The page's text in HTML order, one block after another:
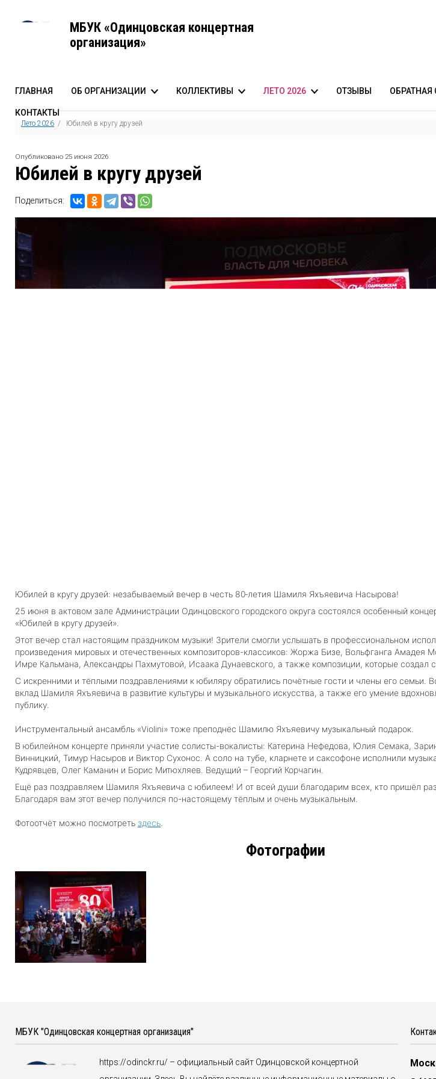
МБУК «Одинцовская концертная
организация»
ГЛАВНАЯ
История создания
Структура
Документы
Аттестация специальной оценки условий труда
Противодействие коррупции
ОБ ОРГАНИЗАЦИИ
Театр песни «Лилиум»
КОЛЛЕКТИВЫ ЛЕТО 2026 ОТЗЫВЫ ОБРАТНАЯ
КОНТАКТЫ
Лето 2026 / Юбилей в кругу друзей
Опубликовано 25 июня 2026
Юбилей в кругу друзей
Поделиться:
Юбилей в кругу друзей: незабываемый вечер в честь 80‑летия Шамиля Яхъяевича Насырова!
25 июня в актовом зале Администрации Одинцовского городского округа состоялся особенный
«Юбилей в кругу друзей».
Этот вечер стал настоящим праздником музыки! Зрители смогли услышать в профессиональном
произведения мировых и отечественных композиторов-классиков: Жоржа Бизе, Вольфганга Амадея
Имре Кальмана, Александры Пахмутовой, Исаака Дунаевского, а также композиции, которые создал
С искренними и тёплыми поздравлениями к юбиляру обратились почётные гости и члены его семьи.
вклад Шамиля Яхъяевича в развитие культуры и музыкального искусства, а также его умение
публику.
Инструментальный ансамбль «Violini» тоже преподнёс Шамилю Яхъяевичу музыкальный подарок.
В юбилейном концерте приняли участие солисты-вокалисты: Катерина Нефедова, Юлия Семака,
Винницкий, Тимур Насыров и Виктор Сухонос. А соло на тубе, кларнете и саксофоне исполнили
Кудрявцев, Олег Каманин и Борис Митюхляев. Ведущий – Георгий Корчагин.
Ещё раз поздравляем Шамиля Яхъяевича с юбилеем! И от всей души благодарим всех, кто пришёл
Благодаря вам этот вечер получился по-настоящему тёплым и очень музыкальным.
Фотоотчёт можно посмотреть здесь
Фотографии
МБУК "Одинцовская концертная организация"
https://odinckr.ru/ – официальный сайт Одинцовской концертной